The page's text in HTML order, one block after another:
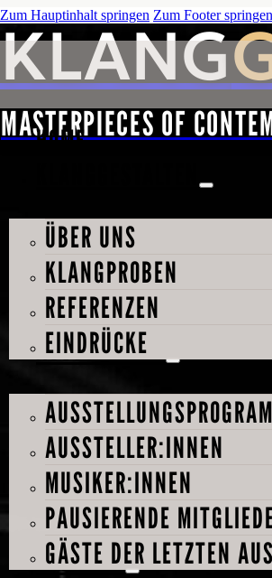
Zum Hauptinhalt springen Zum Footer springen
HOME
ÜBER UNS
KLANGPROBEN
REFERENZEN
EINDRÜCKE
AUSSTELLUNG
AUSSTELLER:INNEN
MUSIKER:INNEN
PAUSIERENDE
GÄSTE DER LETZTEN
PROJEKTE
KLANG
MASTERPIECES OF